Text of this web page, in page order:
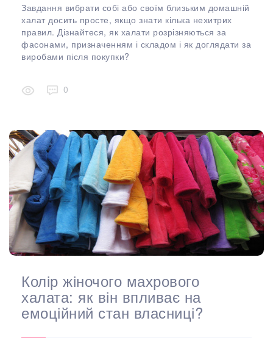
Завдання вибрати собі або своїм близьким домашній
халат досить просте, якщо знати кілька нехитрих
правил. Дізнайтеся, як халати розрізняються за
фасонами, призначенням і складом і як доглядати за
виробами після покупки?
0
Колір жіночого махрового
халата: як він впливає на
емоційний стан власниці?